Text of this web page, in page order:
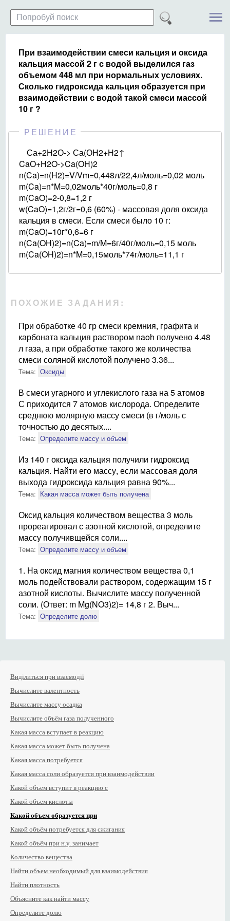
При взаимодействии смеси кальция и оксида
кальция массой 2 г с водой выделился газ
объемом 448 мл при нормальных условиях.
Сколько гидроксида кальция образуется при
взаимодействии с водой такой смеси массой
10 г ?
РЕШЕНИЕ
Са+2Н2О-> Са(ОН2+Н2↑
CaO+H2O->Ca(OH)2
n(Ca)=n(H2)=V/Vm=0,448л/22,4л/моль=0,02 моль
m(Ca)=n*M=0,02моль*40г/моль=0,8 г
m(CaO)=2-0,8=1,2 г
w(CaO)=1,2г/2г=0,6 (60%) - массовая доля оксида
кальция в смеси. Если смеси было 10 г:
m(CaO)=10г*0,6=6 г
n(Ca(OH)2)=n(Ca)=m/M=6г/40г/моль=0,15 моль
m(Ca(OH)2)=n*M=0,15моль*74г/моль=11,1 г
ПОХОЖИЕ ЗАДАНИЯ:
При обработке 40 гр смеси кремния, графита и
карбоната кальция раствором naoh получено 4.48
л газа, а при обработке такого же количества
смеси соляной кислотой получено 3.36...
Тема: Оксиды
В смеси угарного и углекислого газа на 5 атомов
С приходится 7 атомов кислорода. Определите
среднюю молярную массу смеси (в г/моль с
точностью до десятых....
Тема: Определите массу и объем
Из 140 г оксида кальция получили гидроксид
кальция. Найти его массу, если массовая доля
выхода гидроксида кальция равна 90%...
Тема: Какая масса может быть получена
Оксид кальция количеством вещества 3 моль
прореагировал с азотной кислотой, определите
массу получивщейся соли....
Тема: Определите массу и объем
1. На оксид магния количеством вещества 0,1
моль подействовали раствором, содержащим 15 г
азотной кислоты. Вычислите массу полученной
соли. (Ответ: m Mg(NO3)2)= 14,8 г 2. Выч...
Тема: Определите долю
Виділиться при взаємодії
Вычислите валентность
Вычислите массу осадка
Вычислите объём газа полученного
Какая масса вступает в реакцию
Какая масса может быть получена
Какая масса потребуется
Какая масса соли образуется при взаимодействии
Какой объем вступит в реакцию с
Какой объем кислоты
Какой объем образуется при
Какой объём потребуется для сжигания
Какой объём при н.у. занимает
Количество вещества
Найти объем необходимый для взаимодействия
Найти плотность
Объясните как найти массу
Определите долю